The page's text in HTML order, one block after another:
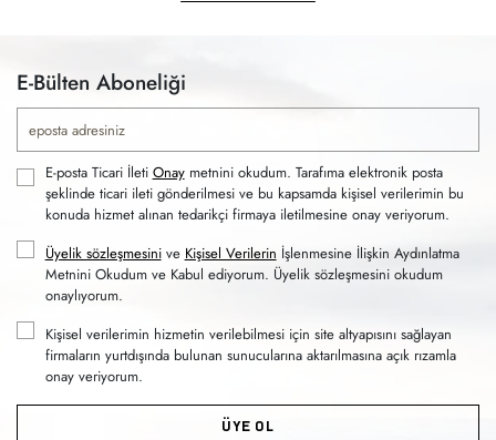
E-Bülten Aboneliği
E-posta Ticari İleti Onaymetnini okudum. Tarafıma elektronik posta
şeklinde ticari ileti gönderilmesi ve bu kapsamda kişisel verilerimin bu
konuda hizmet alınan tedarikçi firmaya iletilmesine onay veriyorum.
Üyelik sözleşmesinive Kişisel Verilerin İşlenmesine İlişkin Aydınlatma
Metnini Okudum ve Kabul ediyorum. Üyelik sözleşmesini okudum
onaylıyorum.
Kişisel verilerimin hizmetin verilebilmesi için site altyapısını sağlayan
firmaların yurtdışında bulunan sunucularına aktarılmasına açık rızamla
onay veriyorum.
ÜYE OL